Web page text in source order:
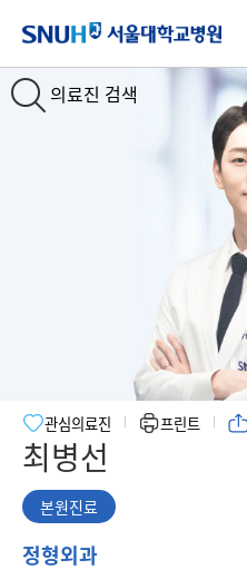
의료진 검색
최병선
관심의료진 프린트
본원진료
본
정형외과